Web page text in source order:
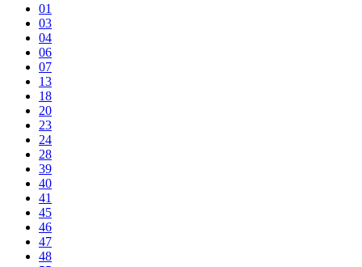
01
03
04
06
07
13
18
20
23
24
28
39
40
41
45
46
47
48